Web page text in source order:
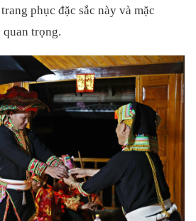
phục đặc sắc này và mặc
trọng.